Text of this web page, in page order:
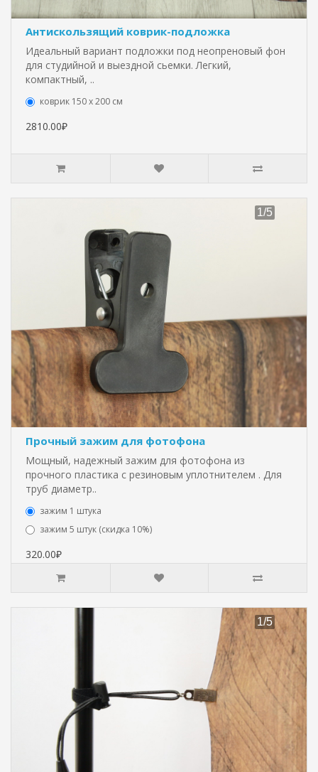
Антискользящий коврик-подложка
Идеальный вариант подложки под неопреновый фон
для студийной и выездной сьемки. Легкий,
компактный, ..
коврик 150 х 200 см
2810.00₽
Прочный зажим для фотофона
Мощный, надежный зажим для фотофона из
прочного пластика с резиновым уплотнителем . Для
труб диаметр..
зажим 1 штука
зажим 5 штук (скидка 10%)
320.00₽